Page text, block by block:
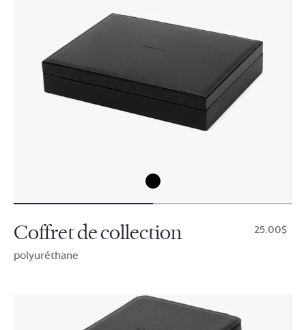
Coffret de collection
polyuréthane
$25.00